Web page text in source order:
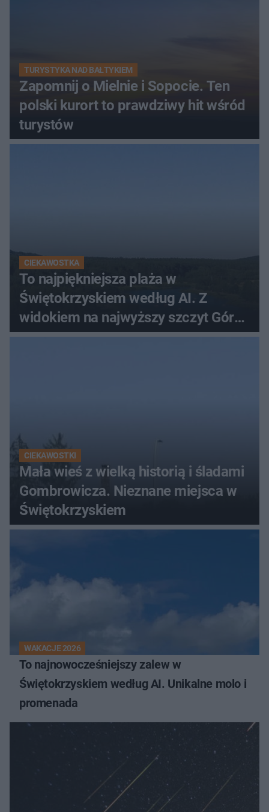
TURYSTYKA NAD BAŁTYKIEM
Zapomnij o Mielnie i Sopocie. Ten
polski kurort to prawdziwy hit wśród
turystów
CIEKAWOSTKA
To najpiękniejsza plaża w
Świętokrzyskiem według AI. Z
widokiem na najwyższy szczyt Gór
Świętokrzyskich
CIEKAWOSTKI
Mała wieś z wielką historią i śladami
Gombrowicza. Nieznane miejsca w
Świętokrzyskiem
WAKACJE 2026
To najnowocześniejszy zalew w
Świętokrzyskiem według AI. Unikalne molo i
promenada